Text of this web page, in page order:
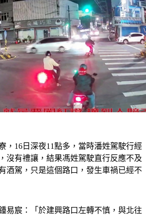
，16日深夜11點多，當時潘姓駕駛行經
沒有禮讓，結果馮姓駕駛直行反應不及
酒駕，只是這個路口，發生車禍已經不
易宸：「於建興路口左轉不慎，與北往